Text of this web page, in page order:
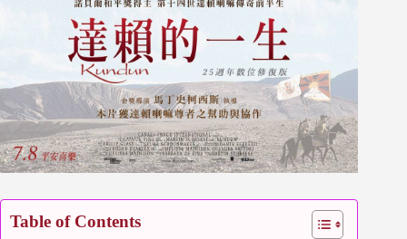
Table of Contents